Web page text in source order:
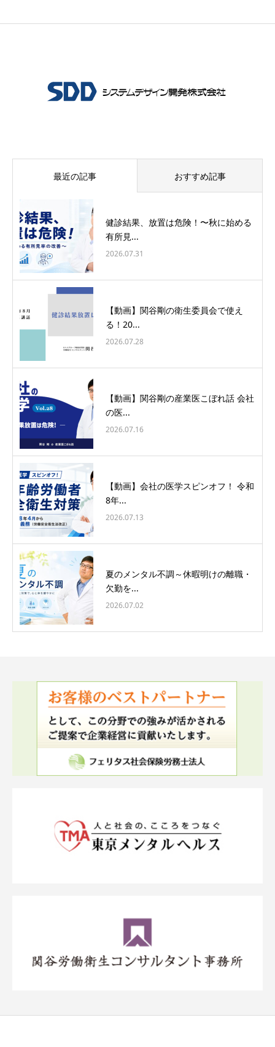
最近の記事 おすすめ記事
健診結果、放置は危険！〜秋に始める
有所見...
2026.07.31
【動画】関谷剛の衛生委員会で使え
る！20...
2026.07.28
【動画】関谷剛の産業医こぼれ話 会社
の医...
2026.07.16
【動画】会社の医学スピンオフ！ 令和
8年...
2026.07.13
夏のメンタル不調～休暇明けの離職・
欠勤を...
2026.07.02